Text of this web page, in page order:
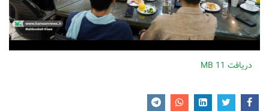
دریافت 11 MB